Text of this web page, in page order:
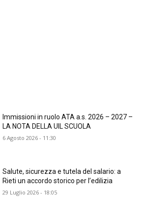
Immissioni in ruolo ATA a.s. 2026 – 2027 –
LA NOTA DELLA UIL SCUOLA
6 Agosto 2026 - 11:30
​Salute, sicurezza e tutela del salario: a
Rieti un accordo storico per l’edilizia
29 Luglio 2026 - 18:05